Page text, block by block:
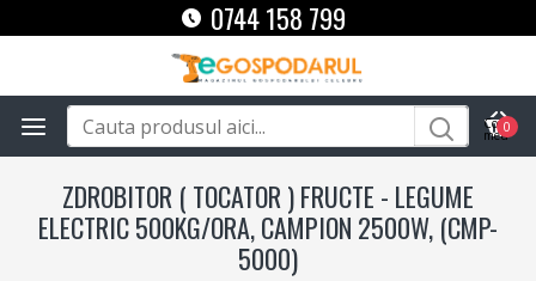
0744 158 799
0
ZDROBITOR ( TOCATOR ) FRUCTE - LEGUME
ELECTRIC 500KG/ORA, CAMPION 2500W, (CMP-
5000)